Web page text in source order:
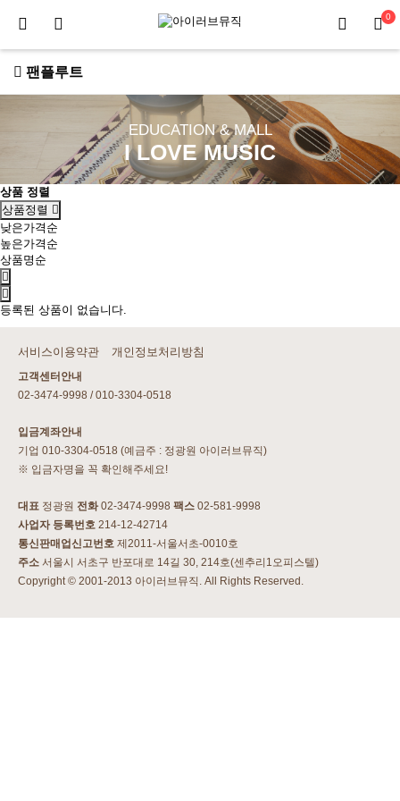
0
팬플루트
EDUCATION & MALL
I LOVE MUSIC
상품 정렬
상품정렬
낮은가격순
높은가격순
상품명순
등록된 상품이 없습니다.
서비스이용약관 개인정보처리방침
고객센터안내
02-3474-9998 / 010-3304-0518
입금계좌안내
기업 010-3304-0518 (예금주 : 정광원 아이러브뮤직)
※ 입금자명을 꼭 확인해주세요!
대표 정광원 전화02-3474-9998 팩스 02-581-9998
사업자 등록번호 214-12-42714
통신판매업신고번호 제2011-서울서초-0010호
주소 서울시 서초구 반포대로 14길 30, 214호(센추리1오피스텔)
Copyright © 2001-2013 아이러브뮤직. All Rights Reserved.